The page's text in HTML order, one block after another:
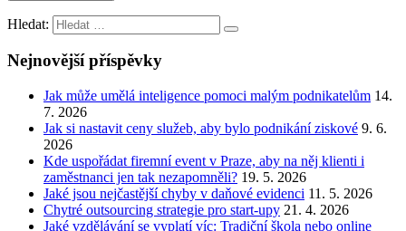
Hledat:
Nejnovější příspěvky
Jak může umělá inteligence pomoci malým podnikatelům 14.
7. 2026
Jak si nastavit ceny služeb, aby bylo podnikání ziskové 9. 6.
2026
Kde uspořádat firemní event v Praze, aby na něj klienti i
zaměstnanci jen tak nezapomněli? 19. 5. 2026
Jaké jsou nejčastější chyby v daňové evidenci 11. 5. 2026
Chytré outsourcing strategie pro start-upy 21. 4. 2026
Jaké vzdělávání se vyplatí víc: Tradiční škola nebo online